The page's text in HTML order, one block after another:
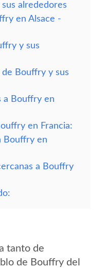
alrededores
en Alsace -
y sus
de Bouffry y sus
a Bouffry en
en Francia:
Bouffry en
a Bouffry
tanto de
de Bouffry del